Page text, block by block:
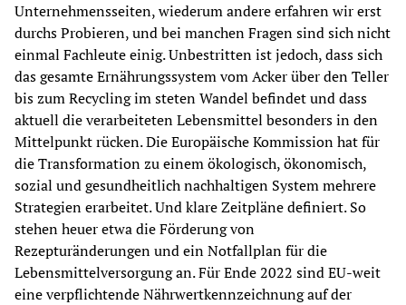
Unternehmensseiten, wiederum andere erfahren wir erst
durchs Probieren, und bei manchen Fragen sind sich nicht
einmal Fachleute einig. Unbestritten ist jedoch, dass sich
das gesamte Ernährungssystem vom Acker über den Teller
bis zum Recycling im steten Wandel befindet und dass
aktuell die verarbeiteten Lebensmittel besonders in den
Mittelpunkt rücken. Die Europäische Kommission hat für
die Transformation zu einem ökologisch, ökonomisch,
sozial und gesundheitlich nachhaltigen System mehrere
Strategien erarbeitet. Und klare Zeitpläne definiert. So
stehen heuer etwa die Förderung von
Rezepturänderungen und ein Notfallplan für die
Lebensmittelversorgung an. Für Ende 2022 sind EU-weit
eine verpflichtende Nährwertkennzeichnung auf der